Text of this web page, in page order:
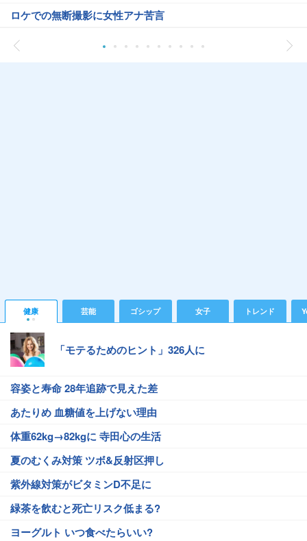
ロケでの無断撮影に女性アナ苦言
健康 芸能 ゴシップ 女子 トレンド
「モテるためのヒント」326人に
容姿と寿命 28年追跡で見えた差
あたりめ 血糖値を上げない理由
体重62kg→82kgに 寺田心の生活
夏のむくみ対策 ツボ&反射区押し
紫外線対策がビタミンD不足に
緑茶を飲むと死亡リスク低まる?
ヨーグルト いつ食べたらいい?